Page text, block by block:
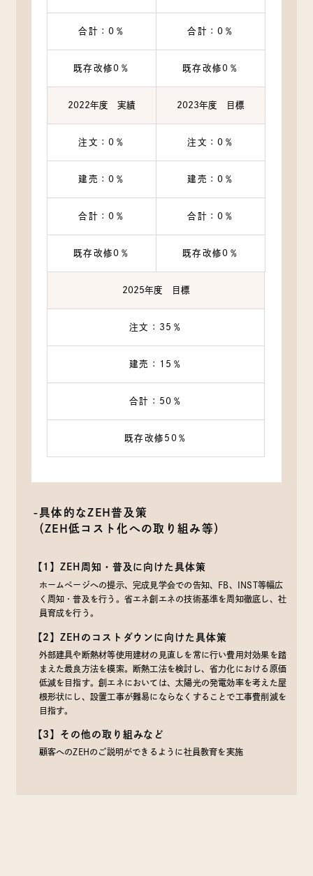
合計：0％ 合計：0％
既存改修0％ 既存改修0％
2022年度 実績 2023年度 目標
注文：0％ 注文：0％
建売：0％ 建売：0％
合計：0％ 合計：0％
既存改修0％ 既存改修0％
2025年度 目標
注文：35％
建売：15％
合計：50％
既存改修50％
-具体的なZEH普及策
（ZEH低コスト化への取り組み等）
【1】ZEH周知・普及に向けた具体策
ホームページへの提示、完成見学会での告知、FB、INST等幅広
く周知・普及を行う。省エネ創エネの技術基準を周知徹底し、社
員育成を行う。
【2】ZEHのコストダウンに向けた具体策
外部建具や断熱材等使用建材の見直しを常に行い費用対効果を踏
まえた最良方法を模索。断熱工法を検討し、省力化における原価
低減を目指す。創エネにおいては、太陽光の発電効率を考えた屋
根形状にし、設置工事が難易にならなくすることで工事費削減を
目指す。
【3】その他の取り組みなど
顧客へのZEHのご説明ができるように社員教育を実施